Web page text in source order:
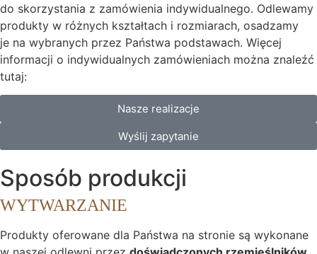
do skorzystania z zamówienia indywidualnego. Odlewamy
produkty w różnych kształtach i rozmiarach, osadzamy
je na wybranych przez Państwa podstawach. Więcej
informacji o indywidualnych zamówieniach można znaleźć
tutaj:
Nasze realizacje
Wyślij zapytanie
Sposób produkcji
WYTWARZANIE
Produkty oferowane dla Państwa na stronie są wykonane